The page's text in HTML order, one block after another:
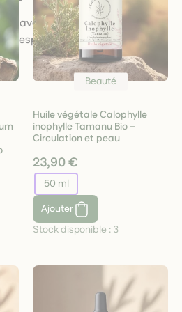
avec des produits qui
respect, de nature et de
Beauté
Huile végétale Calophylle
inophylle Tamanu Bio –
Circulation et peau
23,90 €
50 ml
Ajouter
Stock disponible : 3